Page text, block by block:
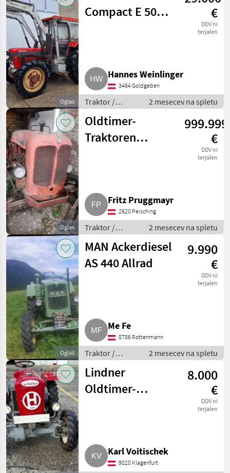
Oglas
Compact E 5000
€
DDV ni
terjalen
Hannes Weinlinger
3464 Goldgeben
Traktor /
Standardni
traktor
2 mesecev na spletu
Oglas
Oldtimer-
Traktoren
999.999
€
DDV ni
terjalen
Fritz Pruggmayr
2620 Peisching
Traktor /
Standardni
traktor
2 mesecev na spletu
Oglas
MAN Ackerdiesel
AS 440 Allrad
9.990
€
DDV ni
terjalen
Me Fe
8786 Rottenmann
Traktor /
Standardni
traktor
2 mesecev na spletu
Lindner
Oldtimer-
8.000
€
DDV ni
terjalen
Karl Voitischek
9020 Klagenfurt